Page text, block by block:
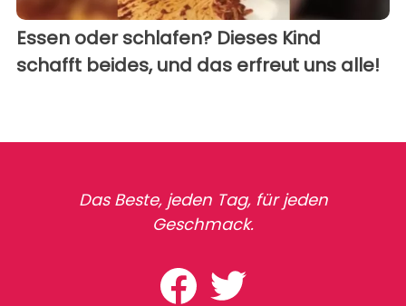
Essen oder schlafen? Dieses Kind
schafft beides, und das erfreut uns alle!
Das Beste, jeden Tag, für jeden
Geschmack.